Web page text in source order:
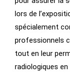
lors de
spécialement
professionnels
tout en leur
radiologiques